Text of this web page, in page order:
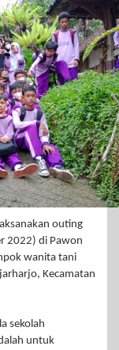
outing
2022) di Pawon
wanita tani
Kecamatan
sekolah
untuk